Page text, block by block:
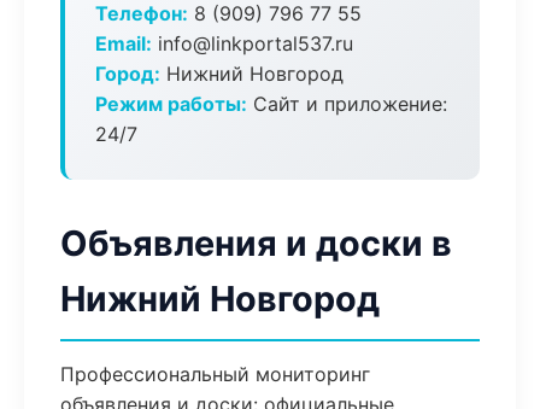
Телефон: 8 (909) 796 77 55
Email: info@linkportal537.ru
Город: Нижний Новгород
Режим работы: Сайт и приложение:
24/7
Объявления и доски в
Нижний Новгород
Профессиональный мониторинг
объявления и доски: официальные